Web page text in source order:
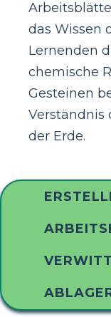
das Wissen
Lernenden
chemische
Gesteinen
Verständnis
der Erde.